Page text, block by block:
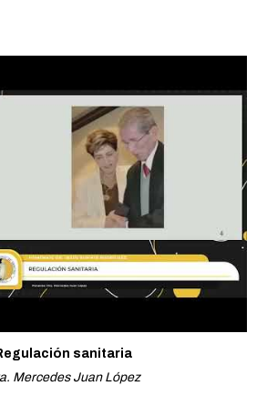
sanitaria
Mercedes Juan López